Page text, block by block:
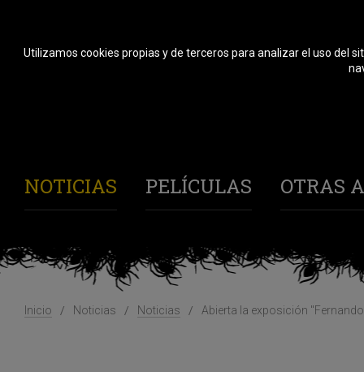
NOTICIAS PELÍCULAS OTRAS
Inicio Noticias Noticias Abierta la exposición
Utilizamos cookies propias y de terceros para analizar el uso del